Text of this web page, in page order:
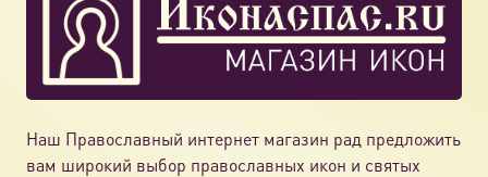
Наш Православный интернет магазин рад предложить
вам широкий выбор православных икон и святых